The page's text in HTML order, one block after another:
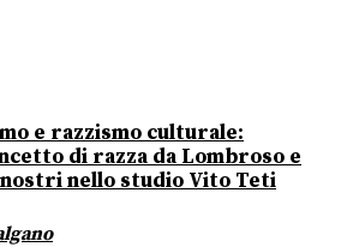
e razzismo culturale:
di razza da Lombroso e
nello studio Vito Teti